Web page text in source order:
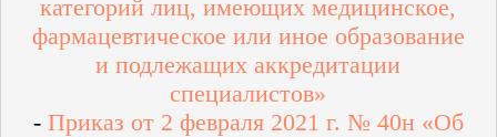
категорий лиц, имеющих медицинское,
фармацевтическое или иное образование
и подлежащих аккредитации
специалистов»
- Приказ от 2 февраля 2021 г. № 40н «Об